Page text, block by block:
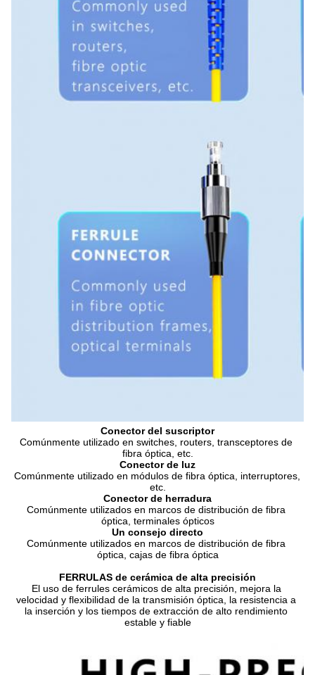
Conector del suscriptor
Comúnmente utilizado en switches, routers, transceptores de
fibra óptica, etc.
Conector de luz
Comúnmente utilizado en módulos de fibra óptica, interruptores,
etc.
Conector de herradura
Comúnmente utilizados en marcos de distribución de fibra
óptica, terminales ópticos
Un consejo directo
Comúnmente utilizados en marcos de distribución de fibra
óptica, cajas de fibra óptica
FERRULAS de cerámica de alta precisión
El uso de ferrules cerámicos de alta precisión, mejora la
velocidad y flexibilidad de la transmisión óptica, la resistencia a
la inserción y los tiempos de extracción de alto rendimiento
estable y fiable